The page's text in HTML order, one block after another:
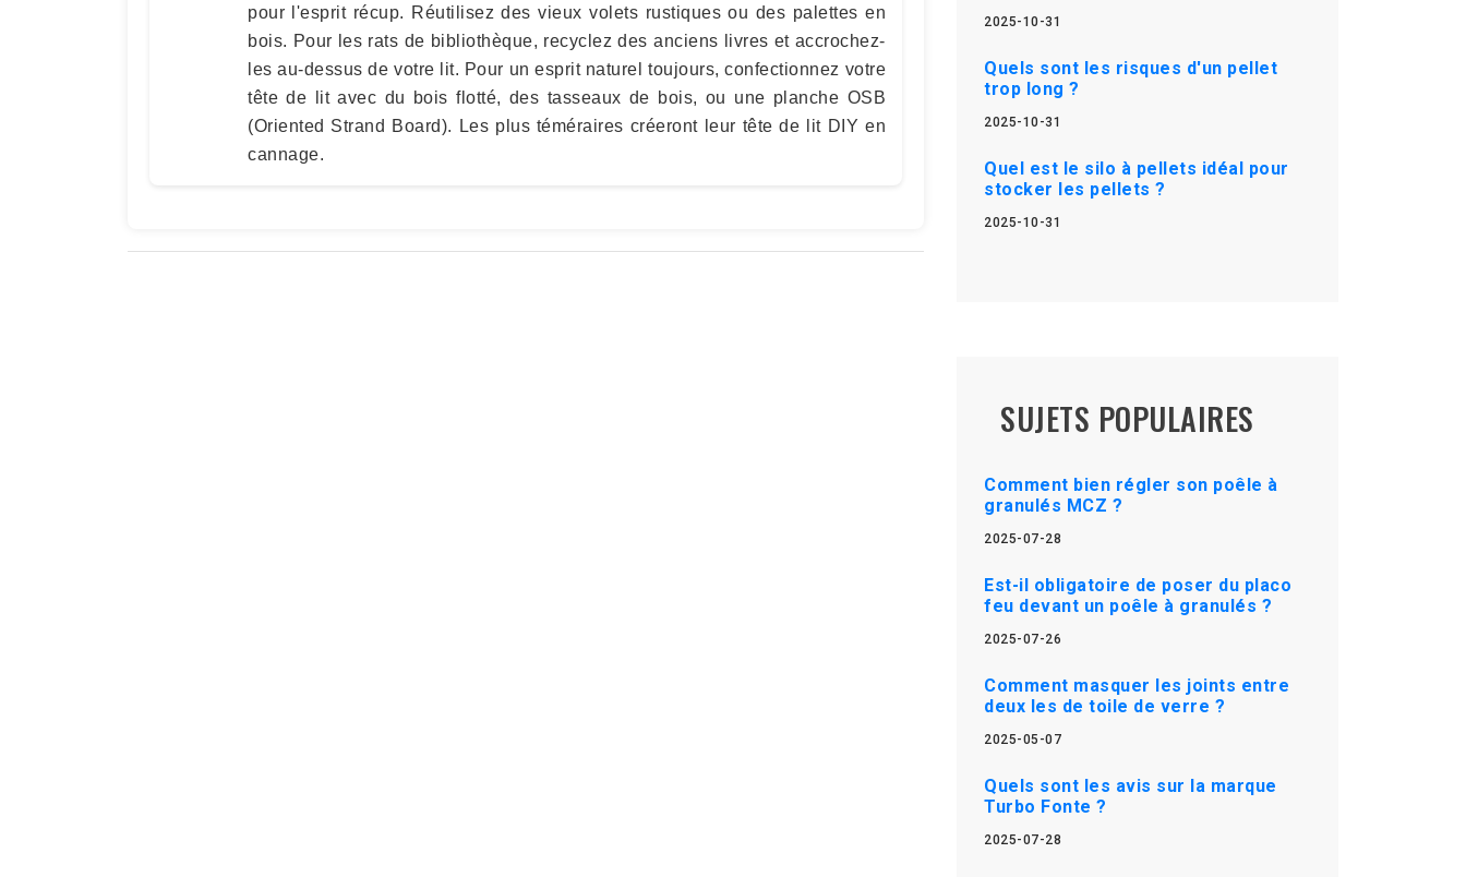
pour l'esprit récup. Réutilisez des vieux volets rustiques ou des palettes en
bois. Pour les rats de bibliothèque, recyclez des anciens livres et accrochez-
les au-dessus de votre lit. Pour un esprit naturel toujours, confectionnez votre
tête de lit avec du bois flotté, des tasseaux de bois, ou une planche OSB
(Oriented Strand Board). Les plus téméraires créeront leur tête de lit DIY en
cannage.
2025-10-31
Quels sont les risques d'un pellet
trop long ?
2025-10-31
Quel est le silo à pellets idéal pour
stocker les pellets ?
2025-10-31
SUJETS POPULAIRES
Comment bien régler son poêle à
granulés MCZ ?
2025-07-28
Est-il obligatoire de poser du placo
feu devant un poêle à granulés ?
2025-07-26
Comment masquer les joints entre
deux les de toile de verre ?
2025-05-07
Quels sont les avis sur la marque
Turbo Fonte ?
2025-07-28